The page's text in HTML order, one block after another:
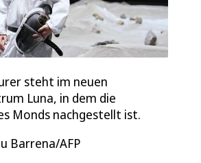
steht im neuen
Luna, in dem die
Monds nachgestellt ist.
Barrena/AFP